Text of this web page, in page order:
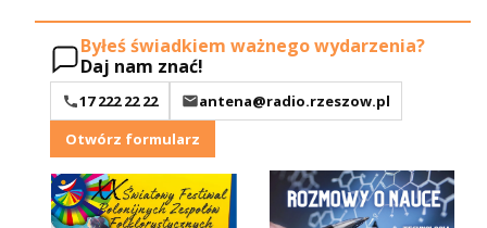
Byłeś świadkiem ważnego wydarzenia?
Daj nam znać!
17 222 22 22
antena@radio.rzeszow.pl
Otwórz formularz